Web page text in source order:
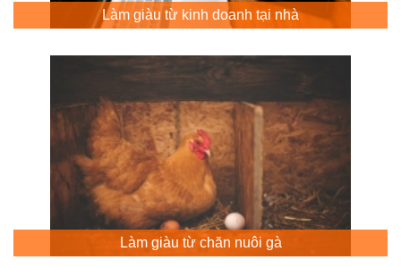
Làm giàu từ kinh doanh tại nhà
Làm giàu từ chăn nuôi gà